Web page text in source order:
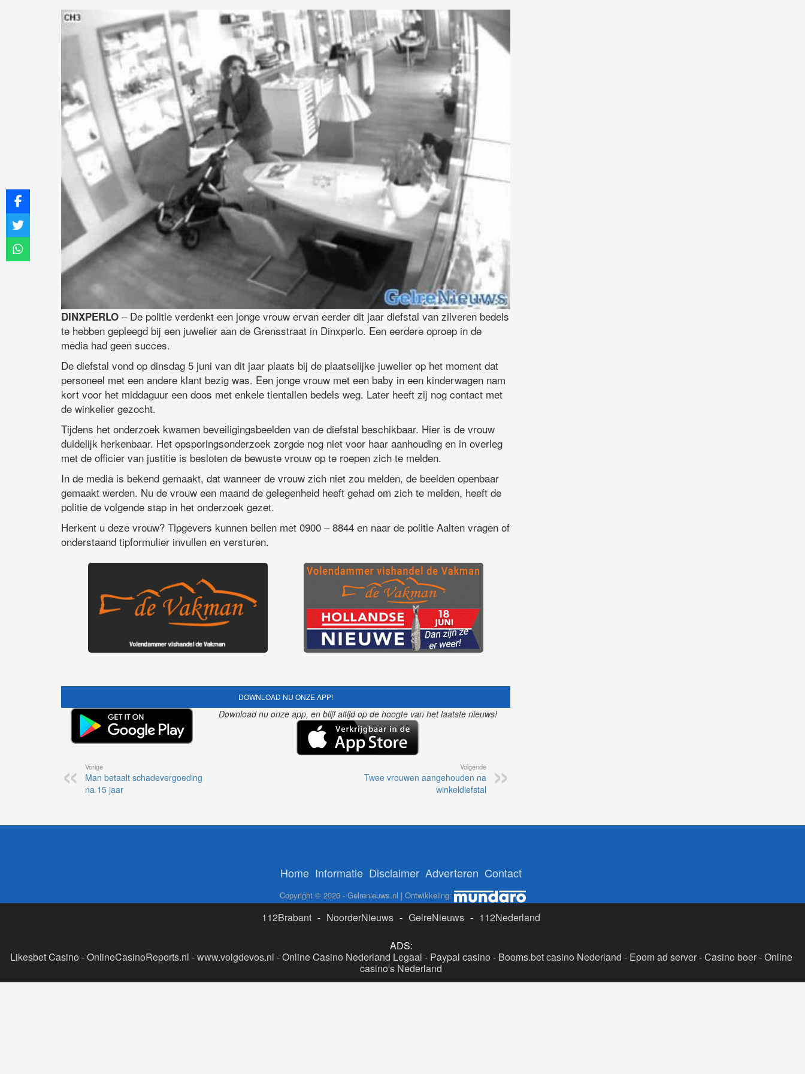
DINXPERLO – De politie verdenkt een jonge vrouw ervan eerder dit jaar diefstal van zilveren bedels
te hebben gepleegd bij een juwelier aan de Grensstraat in Dinxperlo. Een eerdere oproep in de
media had geen succes.
De diefstal vond op dinsdag 5 juni van dit jaar plaats bij de plaatselijke juwelier op het moment dat
personeel met een andere klant bezig was. Een jonge vrouw met een baby in een kinderwagen nam
kort voor het middaguur een doos met enkele tientallen bedels weg. Later heeft zij nog contact met
de winkelier gezocht.
Tijdens het onderzoek kwamen beveiligingsbeelden van de diefstal beschikbaar. Hier is de vrouw
duidelijk herkenbaar. Het opsporingsonderzoek zorgde nog niet voor haar aanhouding en in overleg
met de officier van justitie is besloten de bewuste vrouw op te roepen zich te melden.
In de media is bekend gemaakt, dat wanneer de vrouw zich niet zou melden, de beelden openbaar
gemaakt werden. Nu de vrouw een maand de gelegenheid heeft gehad om zich te melden, heeft de
politie de volgende stap in het onderzoek gezet.
Herkent u deze vrouw? Tipgevers kunnen bellen met 0900 – 8844 en naar de politie Aalten vragen of
onderstaand tipformulier invullen en versturen.
DOWNLOAD NU ONZE APP!
Download nu onze app, en blijf altijd op de hoogte van het laatste nieuws!
Vorige
Man betaalt schadevergoeding
na 15 jaar
Volgende
Twee vrouwen aangehouden na
winkeldiefstal
Home Informatie Disclaimer Adverteren Contact
Copyright © 2026 - Gelrenieuws.nl | Ontwikkeling:
112Brabant - NoorderNieuws - GelreNieuws - 112Nederland
ADS:
Likesbet Casino -OnlineCasinoReports.nl -www.volgdevos.nl -Online Casino Nederland Legaal - Paypal casino - Booms.bet casino Nederland - Epom ad server-Casino boer-Online
casino's Nederland